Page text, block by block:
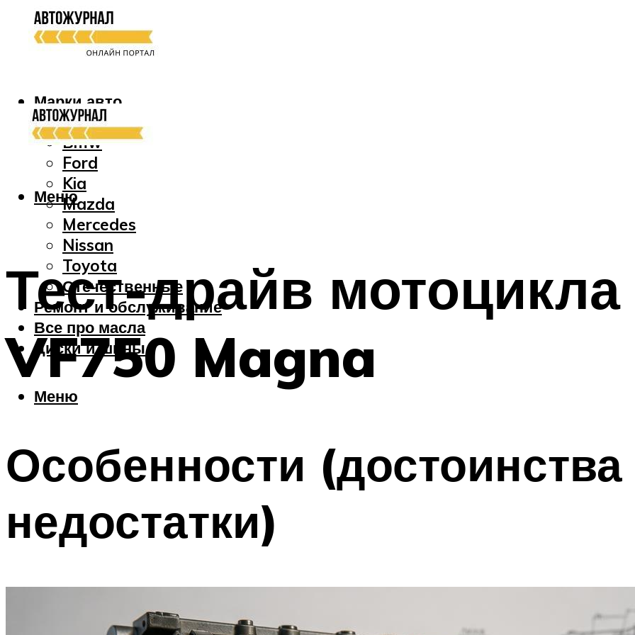
Марки авто
Audi
Bmw
Ford
Kia
Mazda
Mercedes
Nissan
Toyota
Отечественные
Ремонт и обслуживание
Все про масла
Диски и шины
Меню
Меню
Тест-драйв
VF750 Magna
Особенности (достоинства
недостатки)